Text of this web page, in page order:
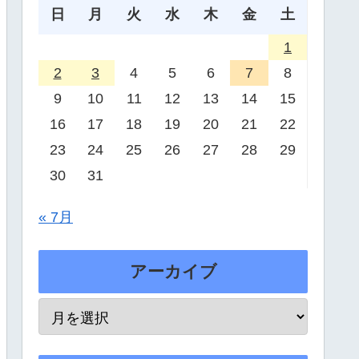
日 月 火 水 木 金 土
1
2
3 4 5 6 7
8
9
10 11 12 13 14
15
16
17 18 19 20 21
22
23
24 25 26 27 28
29
30
31
« 7月
アーカイブ